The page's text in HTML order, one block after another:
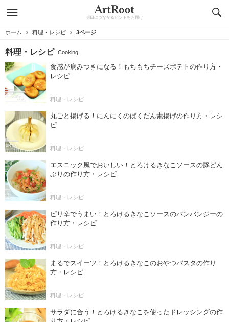
明日につながるヒントをお届け
ホーム 料理・レシピ 3ページ
料理・レシピ Cooking
食感が病みつきになる！もちもちチーズポテトの作り方・
レシピ
料理・レシピ
丸ごと揚げる！にんにくのばくだん素揚げの作り方・レシ
ピ
料理・レシピ
エスニック風でおいしい！とろけるきなこソースの豚どん
ぶりの作り方・レシピ
料理・レシピ
ピリ辛でうまい！とろけるきなこソースのバンバンジーの
作り方・レシピ
料理・レシピ
まるでスイーツ！とろけるきなこのおやつパスタの作り
方・レシピ
料理・レシピ
サラダに合う！とろけるきなこを使ったドレッシングの作